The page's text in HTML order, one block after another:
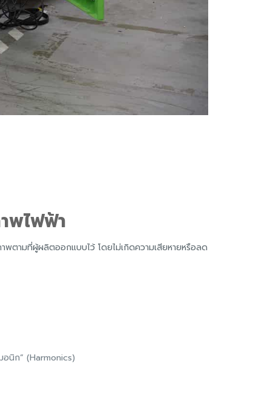
พไฟฟ้า
ตามที่ผู้ผลิตออกแบบไว้ โดยไม่เกิดความเสียหายหรือลด
อนิก” (Harmonics)